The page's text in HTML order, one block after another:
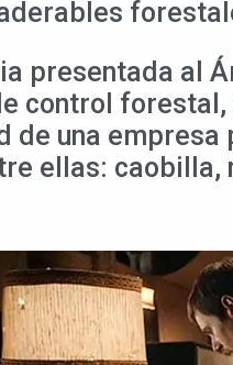
presentada al
control forestal,
de una
ellas: caobilla,